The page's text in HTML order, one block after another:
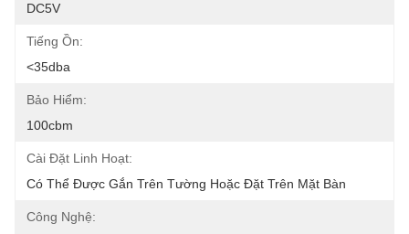
DC5V
Tiếng Ồn:
<35dba
Bảo Hiểm:
100cbm
Cài Đặt Linh Hoạt:
Có Thể Được Gắn Trên Tường Hoặc Đặt Trên Mặt Bàn
Công Nghệ: